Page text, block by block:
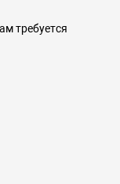
требуется